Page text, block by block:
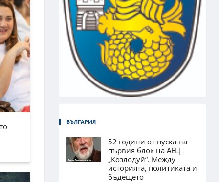
БЪЛГАРИЯ
52 години от пуска на
първия блок на АЕЦ
„Козлодуй“. Между
историята, политиката и
бъдещето